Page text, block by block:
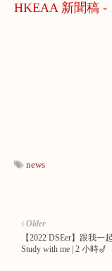
HKEAA 新聞稿 -
news
Older
【2022 DSEer】跟我一
Study with me | 2 小時🎷